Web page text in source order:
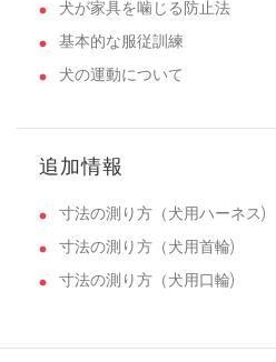
犬が家具を噛じる防止法
基本的な服従訓練
犬の運動について
追加情報
寸法の測り方（犬用ハーネス)
寸法の測り方（犬用首輪)
寸法の測り方（犬用口輪)